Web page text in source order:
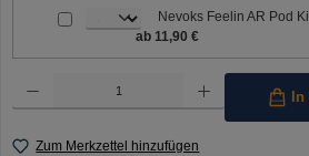
Nevoks Feelin AR Pod
ab 11,90 €
Produkt Anzahl: Gib den gewünschten Wert ein oder
Zum Merkzettel hinzufügen